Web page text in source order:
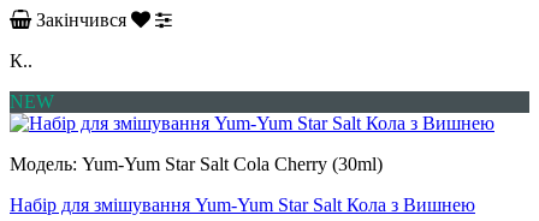
Закінчився
К..
NEW
Модель: Yum-Yum Star Salt Cola Cherry (30ml)
Набір для змішування Yum-Yum Star Salt Кола з Вишнею